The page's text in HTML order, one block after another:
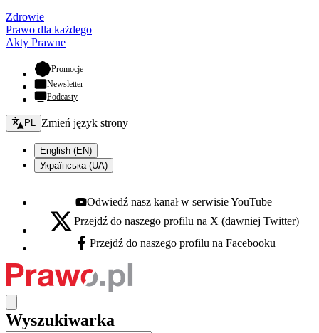
Zdrowie
Prawo dla każdego
Akty Prawne
Promocje- otwiera się w nowej karcie
Newsletter
Podcasty
Zmień język - bieżący:
PL Zmień język strony
English (EN)
Українська (UA)
Youtube - otwiera się w nowej karcie
Odwiedź nasz kanał w serwisie YouTube
X - otwiera się w nowej karcie
Przejdź do naszego profilu na X (dawniej Twitter)
Facebook - otwiera się w nowej karcie
Przejdź do naszego profilu na Facebooku
Wyszukiwarka